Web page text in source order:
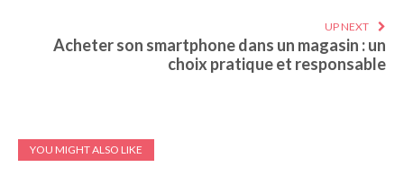
UP NEXT
Acheter son smartphone dans un magasin : un
choix pratique et responsable
YOU MIGHT ALSO LIKE